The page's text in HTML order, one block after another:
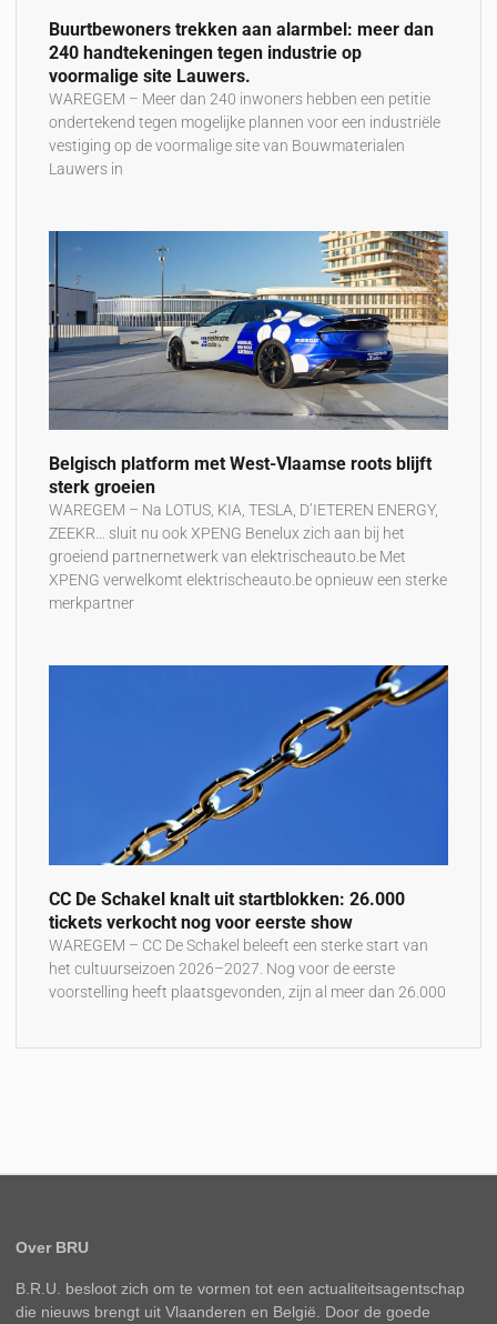
Buurtbewoners trekken aan alarmbel: meer dan
240 handtekeningen tegen industrie op
voormalige site Lauwers.
WAREGEM – Meer dan 240 inwoners hebben een petitie
ondertekend tegen mogelijke plannen voor een industriële
vestiging op de voormalige site van Bouwmaterialen
Lauwers in
Belgisch platform met West-Vlaamse roots blijft
sterk groeien
WAREGEM – Na LOTUS, KIA, TESLA, D’IETEREN ENERGY,
ZEEKR… sluit nu ook XPENG Benelux zich aan bij het
groeiend partnernetwerk van elektrischeauto.be Met
XPENG verwelkomt elektrischeauto.be opnieuw een sterke
merkpartner
CC De Schakel knalt uit startblokken: 26.000
tickets verkocht nog voor eerste show
WAREGEM – CC De Schakel beleeft een sterke start van
het cultuurseizoen 2026–2027. Nog voor de eerste
voorstelling heeft plaatsgevonden, zijn al meer dan 26.000
Over BRU
B.R.U. besloot zich om te vormen tot een actualiteitsagentschap
die nieuws brengt uit Vlaanderen en België. Door de goede